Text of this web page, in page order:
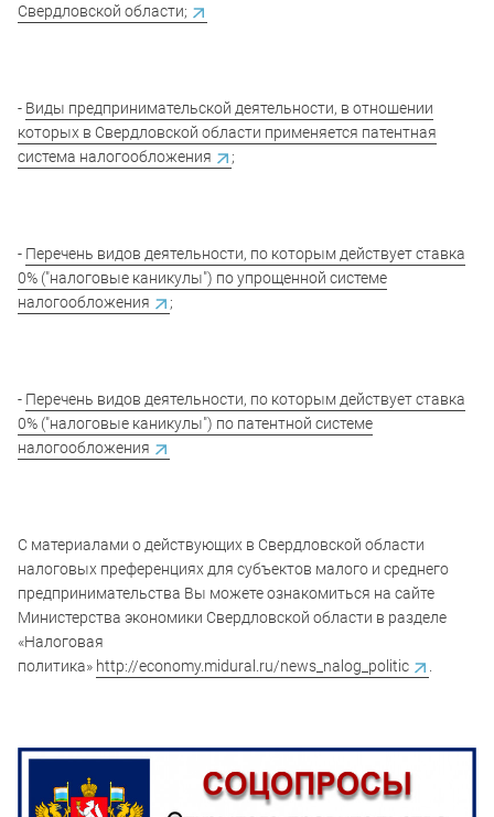
Свердловской области;
- Виды предпринимательской деятельности, в отношении
которых в Свердловской области применяется патентная
система налогообложения
;
- Перечень видов деятельности, по которым действует ставка
0% ("налоговые каникулы") по упрощенной системе
налогообложения
;
- Перечень видов деятельности, по которым действует ставка
0% ("налоговые каникулы") по патентной системе
налогообложения
С материалами о действующих в Свердловской области
налоговых преференциях для субъектов малого и среднего
предпринимательства Вы можете ознакомиться на сайте
Министерства экономики Свердловской области в разделе
«Налоговая
политика» http://economy.midural.ru/news_nalog_politic